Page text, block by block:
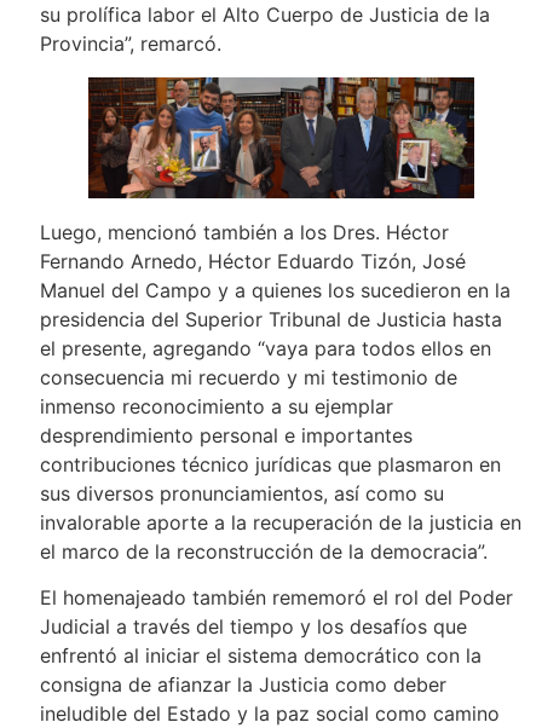
su prolífica labor el Alto Cuerpo de Justicia de la
Provincia”, remarcó.
Luego, mencionó también a los Dres. Héctor
Fernando Arnedo, Héctor Eduardo Tizón, José
Manuel del Campo y a quienes los sucedieron en la
presidencia del Superior Tribunal de Justicia hasta
el presente, agregando “vaya para todos ellos en
consecuencia mi recuerdo y mi testimonio de
inmenso reconocimiento a su ejemplar
desprendimiento personal e importantes
contribuciones técnico jurídicas que plasmaron en
sus diversos pronunciamientos, así como su
invalorable aporte a la recuperación de la justicia en
el marco de la reconstrucción de la democracia”.
El homenajeado también rememoró el rol del Poder
Judicial a través del tiempo y los desafíos que
enfrentó al iniciar el sistema democrático con la
consigna de afianzar la Justicia como deber
ineludible del Estado y la paz social como camino